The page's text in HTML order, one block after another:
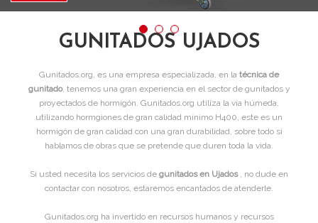
GUNITADOS UJADOS
Gunitados.org, es una empresa especializada, en la técnica de
gunitado, tenemos una gran experiencia en el sector de gunitados y
proyectados de hormigón. Gunitados.org utiliza la vía húmeda,
utilizando hormgiones de gran calidad mínimo H400, este es un
hormigón de gran calidad con una gran durabilidad, sobre todo si
hablamos de obras que se pretende que duren toda la vida.
Si usted necesita los servicios de gunitados en Ujados , no dude en
contactar con nosotros, estaremos encantados de atenderle.
Gunitados.org ha invertido en recursos humanos y recursos